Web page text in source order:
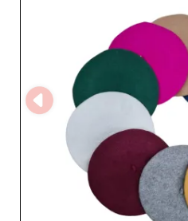
улучшает покупательский
снабжения более плавным, чем
высокое качество
PLUS, гарантирует, что
соответствовать высоким
клиентов, повышая уровень
лояльности. Сделайте
чтобы ускорить рост
постоянно ищущих новизну
PLUS качество и стиль идут
коллекций, которые